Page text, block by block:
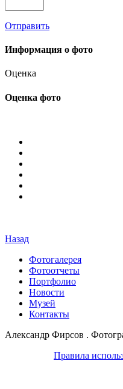
Отправить
Информация о фото
Оценка
Оценка фото
Назад
Фотогалерея
Фотоотчеты
Портфолио
Новости
Музей
Контакты
Александр Фирсов .
Правила